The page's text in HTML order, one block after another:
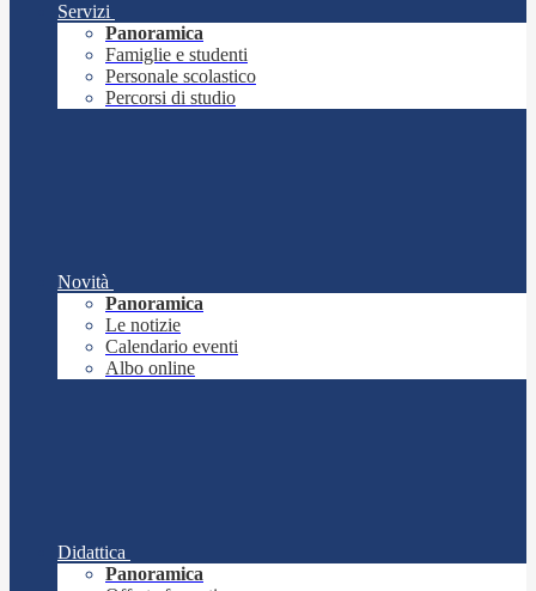
Servizi
Panoramica
Famiglie e studenti
Personale scolastico
Percorsi di studio
Novità
Panoramica
Le notizie
Calendario eventi
Albo online
Didattica
Panoramica